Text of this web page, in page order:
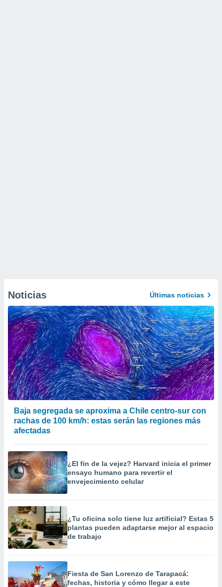
Noticias Últimas noticias
Baja segregada se aproxima a Chile centro-sur con
rachas de 100 km/h: estas serán las regiones más
afectadas
¿El fin de la vejez? Harvard inicia el primer
ensayo humano para revertir el
envejecimiento celular
¿Tu oficina solo tiene luz artificial? Estas 5
plantas pueden adaptarse mejor al espacio
de trabajo
Fiesta de San Lorenzo de Tarapacá:
fechas, historia y cómo llegar a este